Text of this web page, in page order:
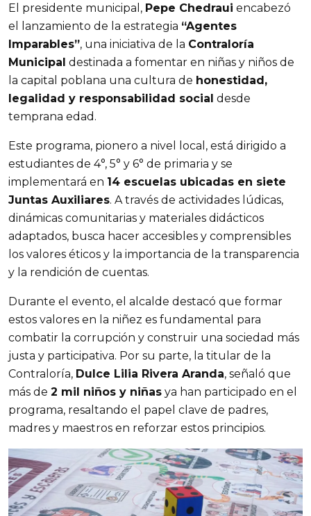
El presidente municipal, Pepe Chedraui encabezó
el lanzamiento de la estrategia “Agentes
Imparables”, una iniciativa de la Contraloría
Municipal destinada a fomentar en niñas y niños de
la capital poblana una cultura de honestidad,
legalidad y responsabilidad social desde
temprana edad.
Este programa, pionero a nivel local, está dirigido a
estudiantes de 4°, 5° y 6° de primaria y se
implementará en 14 escuelas ubicadas en siete
Juntas Auxiliares. A través de actividades lúdicas,
dinámicas comunitarias y materiales didácticos
adaptados, busca hacer accesibles y comprensibles
los valores éticos y la importancia de la transparencia
y la rendición de cuentas.
Durante el evento, el alcalde destacó que formar
estos valores en la niñez es fundamental para
combatir la corrupción y construir una sociedad más
justa y participativa. Por su parte, la titular de la
Contraloría, Dulce Lilia Rivera Aranda, señaló que
más de 2 mil niños y niñas ya han participado en el
programa, resaltando el papel clave de padres,
madres y maestros en reforzar estos principios.